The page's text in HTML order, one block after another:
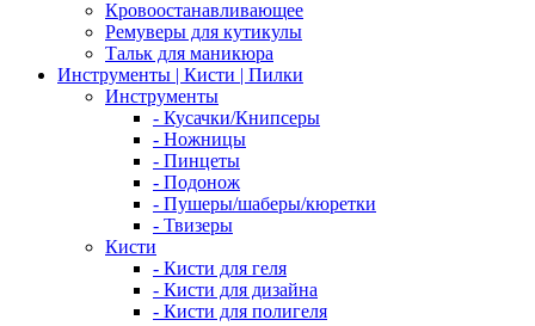
Кровоостанавливающее
Ремуверы для кутикулы
Тальк для маникюра
Инструменты | Кисти | Пилки
Инструменты
- Кусачки/Книпсеры
- Ножницы
- Пинцеты
- Подонож
- Пушеры/шаберы/кюретки
- Твизеры
Кисти
- Кисти для геля
- Кисти для дизайна
- Кисти для полигеля